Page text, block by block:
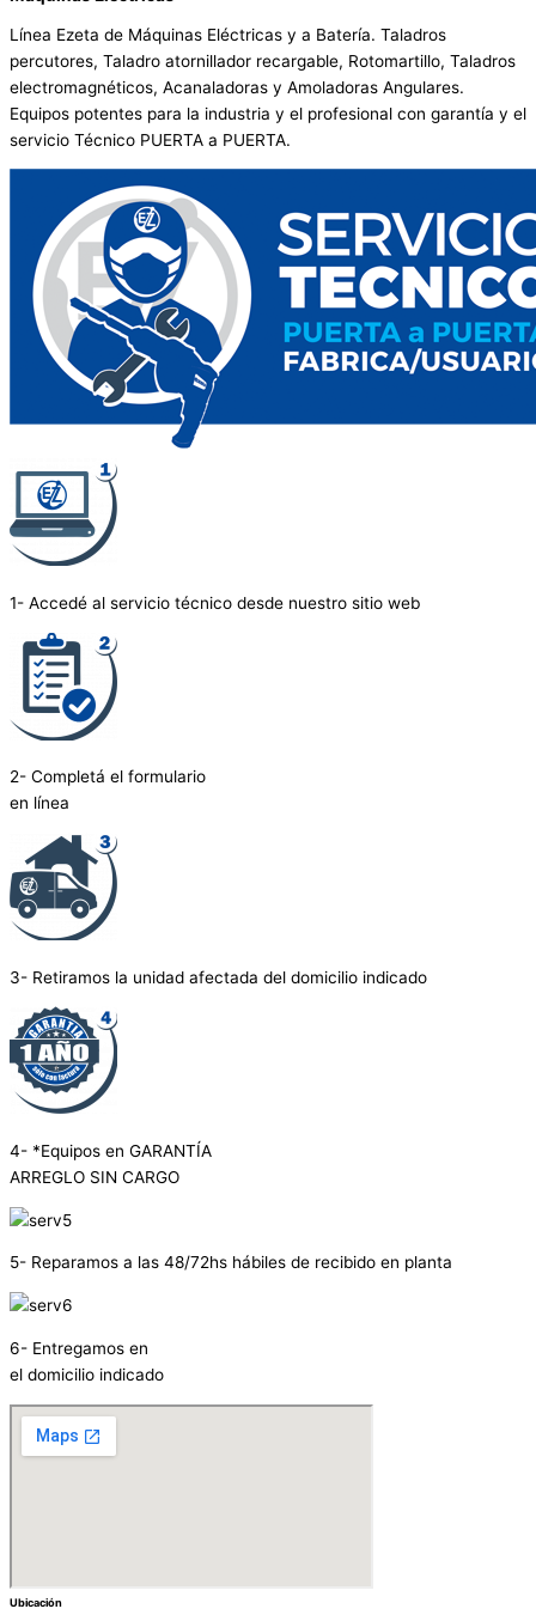
Línea Ezeta de Máquinas Eléctricas y a Batería. Taladros
percutores, Taladro atornillador recargable, Rotomartillo, Taladros
electromagnéticos, Acanaladoras y Amoladoras Angulares.
Equipos potentes para la industria y el profesional con garantía y el
servicio Técnico PUERTA a PUERTA.
1- Accedé al servicio técnico desde nuestro sitio web
2- Completá el formulario
en línea
3- Retiramos la unidad afectada del domicilio indicado
4- *Equipos en GARANTÍA
ARREGLO SIN CARGO
5- Reparamos a las 48/72hs hábiles de recibido en planta
6- Entregamos en
el domicilio indicado
Ubicación